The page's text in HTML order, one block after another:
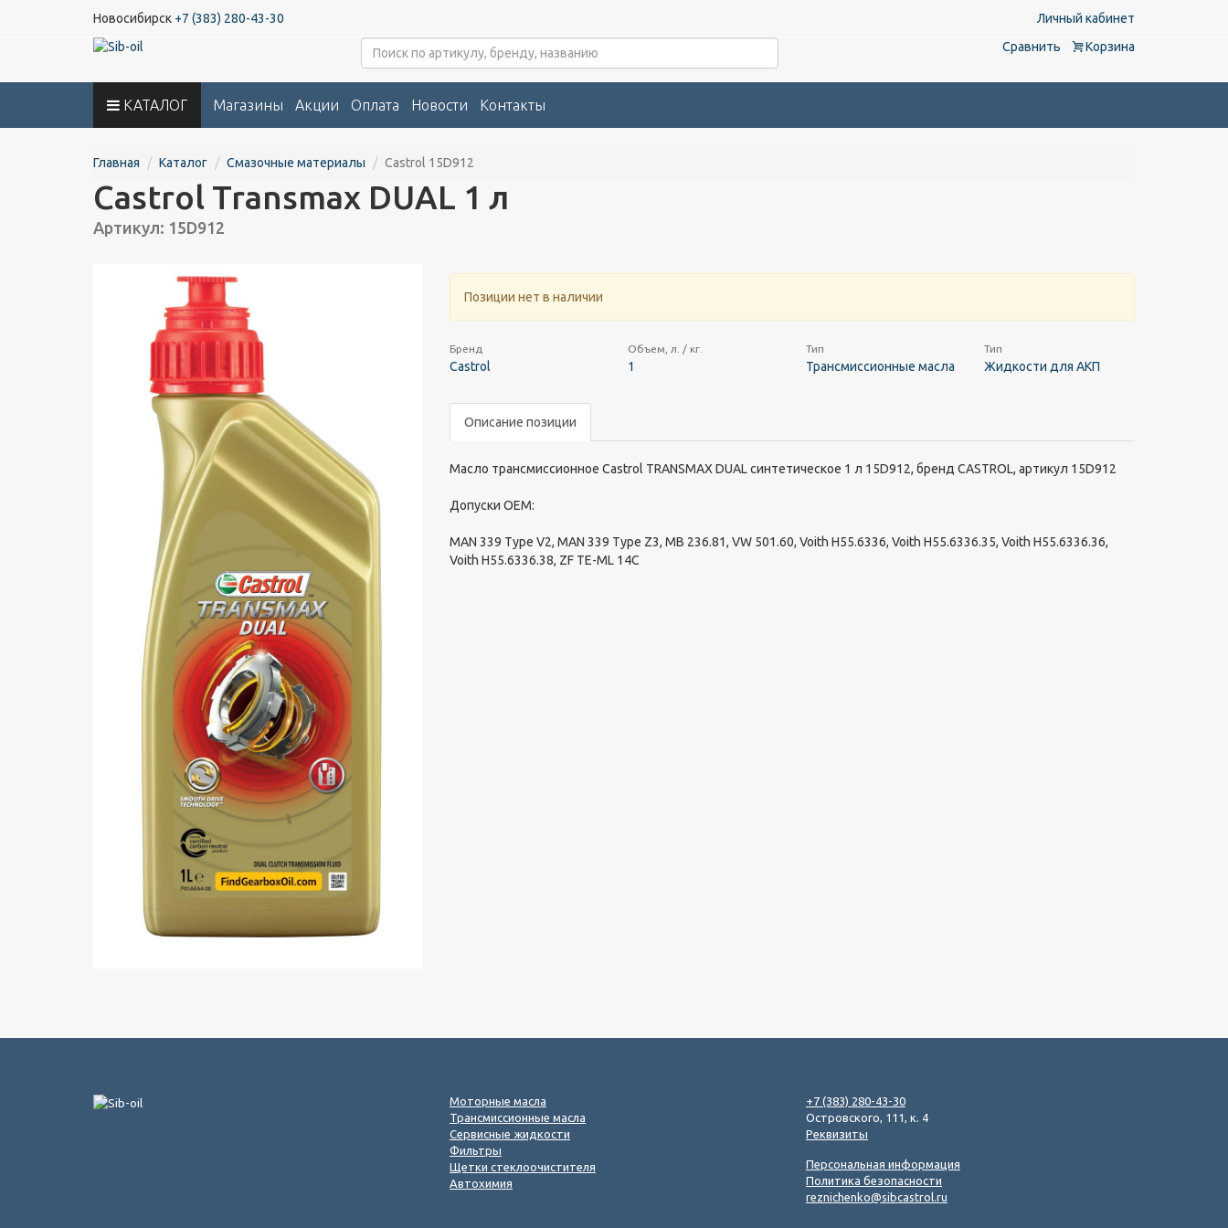
Новосибирск +7 (383) 280-43-30
Личный кабинет
Сравнить
Корзина
КАТАЛОГ Магазины Акции Оплата Новости Контакты
Главная Каталог Смазочные материалы Castrol 15D912
Castrol Transmax DUAL 1 л
Артикул: 15D912
Позиции нет в наличии
Бренд
Castrol
Объем, л. / кг.
1
Тип
Трансмиссионные масла
Тип
Жидкости для АКП
Описание позиции
Масло трансмиссионное Castrol TRANSMAX DUAL синтетическое 1 л 15D912, бренд CASTROL, артикул 15D912
Допуски ОЕМ:
MAN 339 Type V2, MAN 339 Type Z3, MB 236.81, VW 501.60, Voith H55.6336, Voith H55.6336.35, Voith H55.6336.36,
Voith H55.6336.38, ZF TE-ML 14C
Моторные масла
Трансмиссионные масла
Сервисные жидкости
Фильтры
Щетки стеклоочистителя
Автохимия
+7 (383) 280-43-30
Островского, 111, к. 4
Реквизиты
Персональная информация
Политика безопасности
reznichenko@sibcastrol.ru